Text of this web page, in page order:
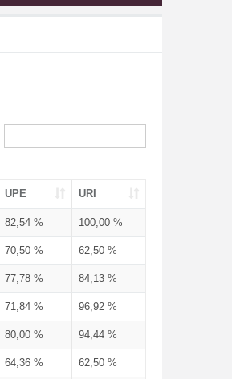
UPE URI
82,54 % 100,00 %
70,50 % 62,50 %
77,78 % 84,13 %
71,84 % 96,92 %
80,00 % 94,44 %
64,36 % 62,50 %